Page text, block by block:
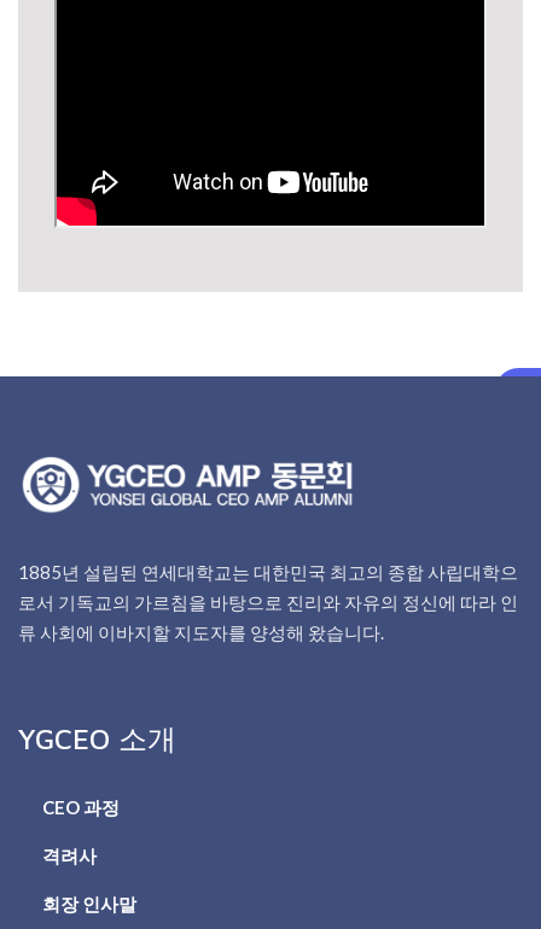
1885년 설립된 연세대학교는 대한민국 최고의 종합 사립대학으
로서 기독교의 가르침을 바탕으로 진리와 자유의 정신에 따라 인
류 사회에 이바지할 지도자를 양성해 왔습니다.
YGCEO 소개
CEO 과정
격려사
회장 인사말